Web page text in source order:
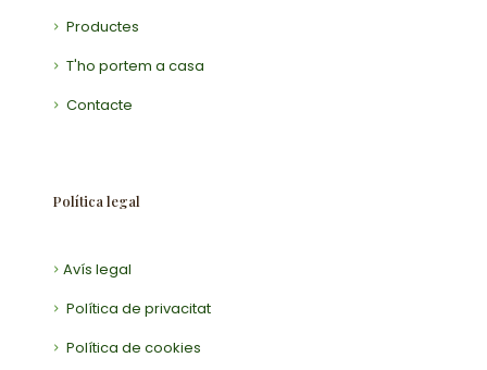
Productes
T'ho portem a casa
Contacte
Política legal
Avís legal
Política de privacitat
Política de cookies